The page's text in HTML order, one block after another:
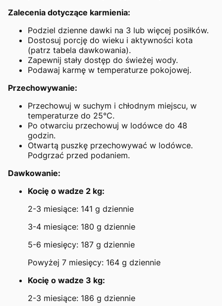
Zalecenia dotyczące karmienia:
Podziel dzienne dawki na 3 lub więcej posiłków.
Dostosuj porcję do wieku i aktywności kota
(patrz tabela dawkowania).
Zapewnij stały dostęp do świeżej wody.
Podawaj karmę w temperaturze pokojowej.
Przechowywanie:
Przechowuj w suchym i chłodnym miejscu, w
temperaturze do 25°C.
Po otwarciu przechowuj w lodówce do 48
godzin.
Otwartą puszkę przechowywać w lodówce.
Podgrzać przed podaniem.
Dawkowanie:
Kocię o wadze 2 kg:
2-3 miesiące: 141 g dziennie
3-4 miesiące: 180 g dziennie
5-6 miesięcy: 187 g dziennie
Powyżej 7 miesięcy: 164 g dziennie
Kocię o wadze 3 kg:
2-3 miesiące: 186 g dziennie